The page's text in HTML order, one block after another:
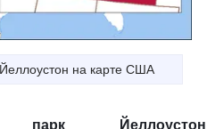
на карте США
парк Йеллоустон